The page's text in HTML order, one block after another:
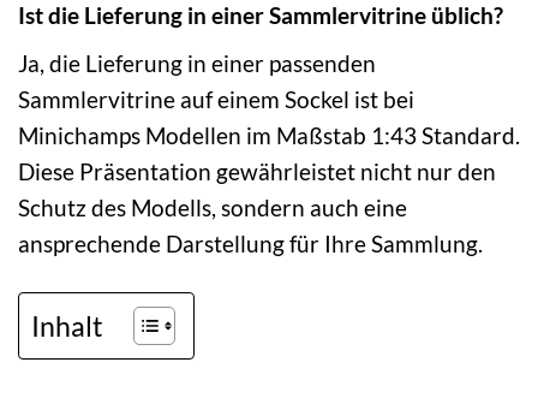
Ist die Lieferung in einer Sammlervitrine üblich?
Ja, die Lieferung in einer passenden
Sammlervitrine auf einem Sockel ist bei
Minichamps Modellen im Maßstab 1:43 Standard.
Diese Präsentation gewährleistet nicht nur den
Schutz des Modells, sondern auch eine
ansprechende Darstellung für Ihre Sammlung.
Inhalt